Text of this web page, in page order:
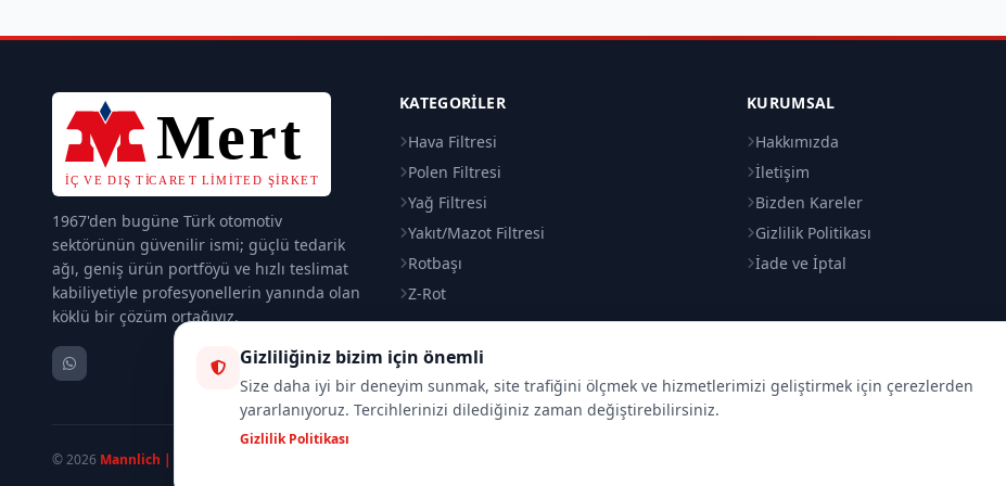
1967'den bugüne Türk otomotiv
sektörünün güvenilir ismi; güçlü tedarik
ağı, geniş ürün portföyü ve hızlı teslimat
kabiliyetiyle profesyonellerin yanında olan
köklü bir çözüm ortağıyız.
KATEGORILER
Hava Filtresi
Polen Filtresi
Yağ Filtresi
Yakıt/Mazot Filtresi
Rotbaşı
Z-Rot
KURUMSAL
Hakkımızda
İletişim
Bizden Kareler
Gizlilik Politikası
İade ve İptal
© 2026 Mannlich | MertTrade.com
Gizliliğiniz bizim için önemli
Size daha iyi bir deneyim sunmak, site trafiğini ölçmek ve hizmetlerimizi geliştirmek için çerezlerden
yararlanıyoruz. Tercihlerinizi dilediğiniz zaman değiştirebilirsiniz.
Gizlilik Politikası